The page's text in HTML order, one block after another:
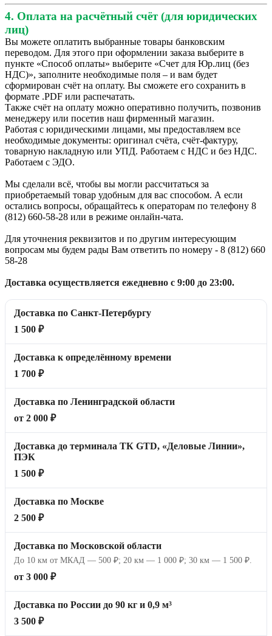
4. Оплата на расчётный счёт (для юридических
лиц)
Вы можете оплатить выбранные товары банковским
переводом. Для этого при оформлении заказа выберите в
пункте «Способ оплаты» выберите «Счет для Юр.лиц (без
НДС)», заполните необходимые поля – и вам будет
сформирован счёт на оплату. Вы сможете его сохранить в
формате .PDF или распечатать.
Также счёт на оплату можно оперативно получить, позвонив
менеджеру или посетив наш фирменный магазин.
Работая с юридическими лицами, мы предоставляем все
необходимые документы: оригинал счёта, счёт-фактуру,
товарную накладную или УПД. Работаем с НДС и без НДС.
Работаем с ЭДО.
Мы сделали всё, чтобы вы могли рассчитаться за
приобретаемый товар удобным для вас способом. А если
остались вопросы, обращайтесь к операторам по телефону 8
(812) 660-58-28 или в режиме онлайн-чата.
Для уточнения реквизитов и по другим интересующим
вопросам мы будем рады Вам ответить по номеру - 8 (812) 660
58-28
Доставка осуществляется ежедневно с 9:00 до 23:00.
Доставка по Санкт-Петербургу
1 500 ₽
Доставка к определённому времени
1 700 ₽
Доставка по Ленинградской области
от 2 000 ₽
Доставка до терминала ТК GTD, «Деловые Линии»,
ПЭК
1 500 ₽
Доставка по Москве
2 500 ₽
Доставка по Московской области
До 10 км от МКАД — 500 ₽; 20 км — 1 000 ₽; 30 км — 1 500 ₽.
от 3 000 ₽
Доставка по России до 90 кг и 0,9 м³
3 500 ₽